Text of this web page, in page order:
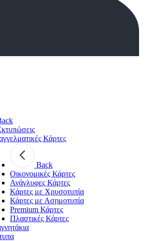
Κάρτες
Back
Οικονομικές Κάρτες
Ανάγλυφες Κάρτες
Κάρτες με Χρυσοτυπία
Κάρτες με Ασημοτυπία
Premium Κάρτες
Πλαστικές Κάρτες